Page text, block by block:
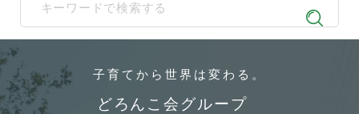
When autocomplete results are available use up and down
子育てから 世界は変わる。
どろんこ会グループ